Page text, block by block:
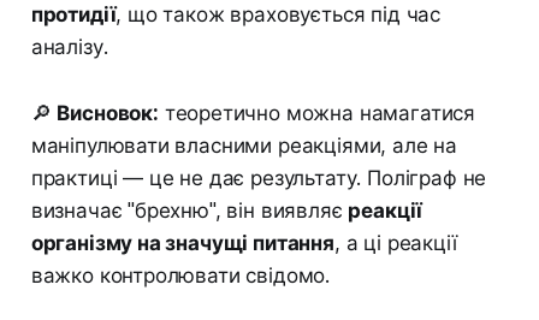
протидії, що також враховується під час
аналізу.
🔎 Висновок: теоретично можна намагатися
маніпулювати власними реакціями, але на
практиці — це не дає результату. Поліграф не
визначає "брехню", він виявляє реакції
організму на значущі питання, а ці реакції
важко контролювати свідомо.